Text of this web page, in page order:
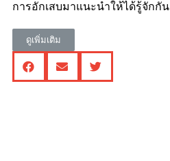
การอักเสบมาแนะนำให้ได้รู้จักกัน
ดูเพิ่มเติม